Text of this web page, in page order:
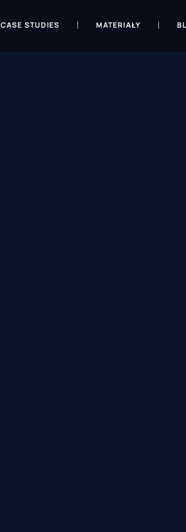
CASE STUDIES MATERIAŁY